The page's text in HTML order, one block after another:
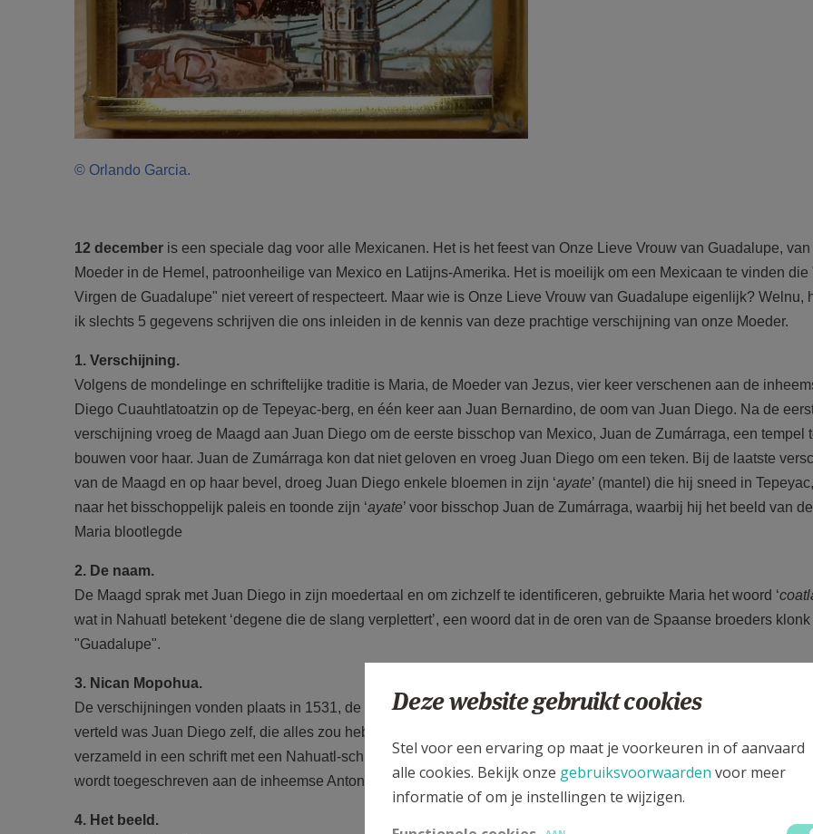
© Orlando Garcia.
12 december is een speciale dag voor alle Mexicanen. Het is het feest van Onze Lieve Vrouw van Guadalupe, van
Moeder in de Hemel, patroonheilige van Mexico en Latijns-Amerika. Het is moeilijk om een Mexicaan te vinden die
Virgen de Guadalupe" niet vereert of respecteert. Maar wie is Onze Lieve Vrouw van Guadalupe eigenlijk? Welnu,
ik slechts 5 gegevens schrijven die ons inleiden in de kennis van deze prachtige verschijning van onze Moeder.
1. Verschijning.
Volgens de mondelinge en schriftelijke traditie is Maria, de Moeder van Jezus, vier keer verschenen aan de
Diego Cuauhtlatoatzin op de Tepeyac-berg, en één keer aan Juan Bernardino, de oom van Juan Diego. Na de
verschijning vroeg de Maagd aan Juan Diego om de eerste bisschop van Mexico, Juan de Zumárraga, een tempel
bouwen voor haar. Juan de Zumárraga kon dat niet geloven en vroeg Juan Diego om een teken. Bij de laatste
van de Maagd en op haar bevel, droeg Juan Diego enkele bloemen in zijn ‘ayate’ (mantel) die hij sneed in
naar het bisschoppelijk paleis en toonde zijn ‘ayate’ voor bisschop Juan de Zumárraga, waarbij hij het beeld van
Maria blootlegde
2. De naam.
De Maagd sprak met Juan Diego in zijn moedertaal en om zichzelf te identificeren, gebruikte Maria het woord ‘
wat in Nahuatl betekent ‘degene die de slang verplettert’, een woord dat in de oren van de Spaanse broeders
"Guadalupe".
3. Nican Mopohua.
De verschijningen vonden plaats in 1531, de laatste op 12 december van datzelfde jaar. De belangrijkste bron die
verteld was Juan Diego zelf, die alles zou hebben verteld wat er was gebeurd. Later werd deze mondelinge traditie
verzameld in een schrift met een Nahuatl-schrift met Latijnse karakters; dit schrift wordt de Nican Mopohua genoemd
wordt toegeschreven aan de inheemse Antonio Valeriano (1522-1605).
4. Het beeld.
Deze website gebruikt cookies
Stel voor een ervaring op maat je voorkeuren in of aanvaard
alle cookies. Bekijk onze gebruiksvoorwaarden voor meer
informatie of om je instellingen te wijzigen.